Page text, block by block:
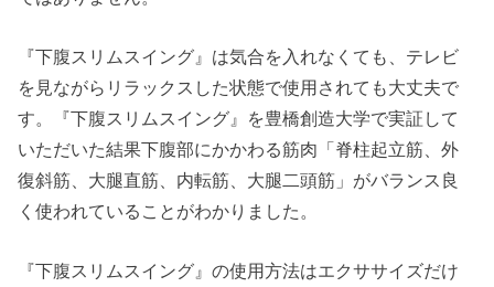
『下腹スリムスイング』は気合を入れなくても、テレビ
を見ながらリラックスした状態で使用されても大丈夫で
す。『下腹スリムスイング』を豊橋創造大学で実証して
いただいた結果下腹部にかかわる筋肉「脊柱起立筋、外
復斜筋、大腿直筋、内転筋、大腿二頭筋」がバランス良
く使われていることがわかりました。
『下腹スリムスイング』の使用方法はエクササイズだけ